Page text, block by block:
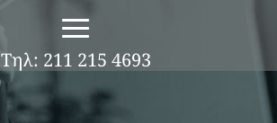
Τηλ: 211 215 4693